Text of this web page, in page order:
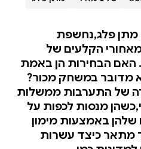
מתן פלג,נחשפת
הקלעים של
האם הבחירות הן באמת
מדובר במשחק מכור?
של התערבות ממשלות
מנסות לכפות על
באמצעות מימון
מתאר כיצד עשרות